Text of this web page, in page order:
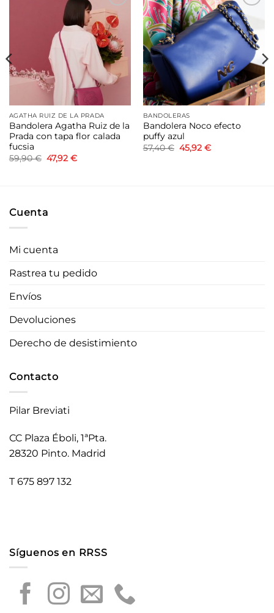
Añadir
a la
lista de
deseos
AGATHA RUIZ DE LA PRADA
Bandolera Agatha Ruiz de la
Prada con tapa flor calada
fucsia
59,90€ El
precio
47,92 €El
Añadir
a la
lista de
deseos
BANDOLERAS
Bandolera Noco efecto
puffy azul
57,40€ El
precio
45,92 €El
Cuenta
Mi cuenta
Rastrea tu pedido
Envíos
Devoluciones
Derecho de desistimiento
Contacto
Pilar Breviati
CC Plaza Éboli, 1ªPta.
28320 Pinto. Madrid
T 675 897 132
Síguenos en RRSS